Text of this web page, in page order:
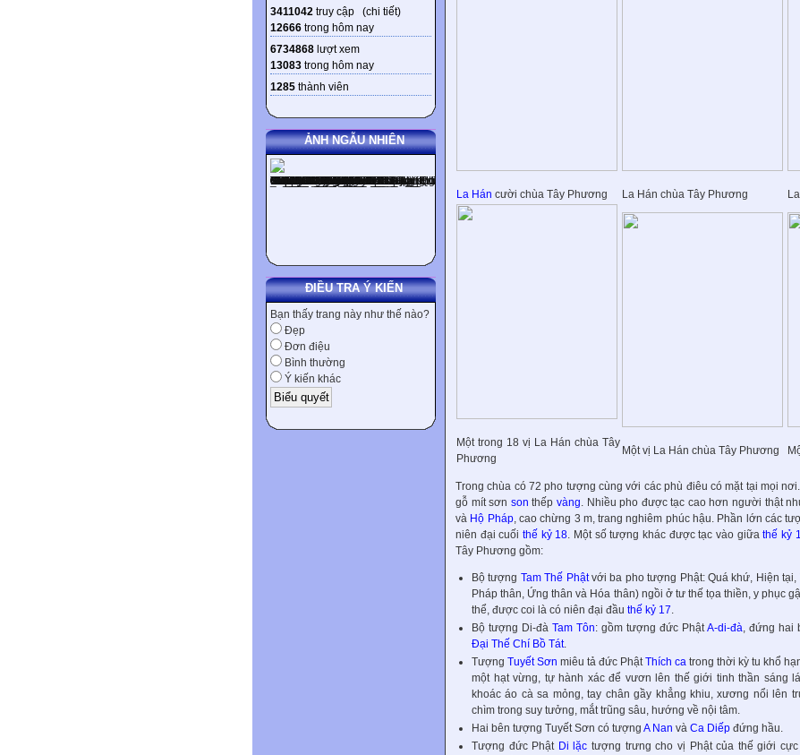
3411042 truy cập (chi tiết)
12666 trong hôm nay
6734868 lượt xem
13083 trong hôm nay
1285 thành viên
ẢNH NGẪU NHIÊN
ĐIỀU TRA Ý KIẾN
Bạn thấy trang này như thế nào?
Đẹp
Đơn điệu
Bình thường
Ý kiến khác
La Hán cười chùa Tây Phương La Hán chùa Tây Phương
Một trong 18 vị La Hán chùa Tây
Phương
Một vị La Hán chùa Tây Phương
Trong chùa có 72 pho tượng cùng với các phù điêu có mặt tại mọi
gỗ mít sơn son thếp vàng. Nhiều pho được tạc cao hơn người thật
và Hộ Pháp, cao chừng 3 m, trang nghiêm phúc hậu. Phần lớn các
niên đại cuối thế kỷ 18. Một số tượng khác được tạc vào giữathế kỷ
Tây Phương gồm:
Bộ tượng Tam Thế Phậtvới ba pho tượng Phật: Quá khứ, Hiện tại,
Pháp thân, Ứng thân và Hóa thân) ngồi ở tư thế tọa thiền, y phục
thể, được coi là có niên đại đầu thế kỷ 17.
Bộ tượng Di-đà Tam Tôn: gồm tượng đức PhậtA-di-đà, đứng hai
Đại Thế Chí Bồ Tát.
Tượng Tuyết Sơn miêu tả đức PhậtThích ca trong thời kỳ tu khổ
một hạt vừng, tự hành xác để vươn lên thế giới tinh thần sáng
khoác áo cà sa mỏng, tay chân gầy khẳng khiu, xương nổi lên
chìm trong suy tưởng, mắt trũng sâu, hướng về nội tâm.
Hai bên tượng Tuyết Sơn có tượng A Nan và Ca Diếp đứng hầu.
Tượng đức Phật Di lặc tượng trưng cho vị Phật của thế giới